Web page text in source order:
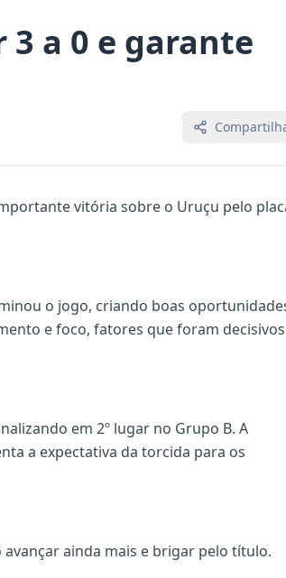
a 0 e garante
vitória sobre o Uruçu pelo
o jogo, criando boas
e foco, fatores que foram decisivos
em 2º lugar no Grupo B. A
a expectativa da torcida para os
ainda mais e brigar pelo título.